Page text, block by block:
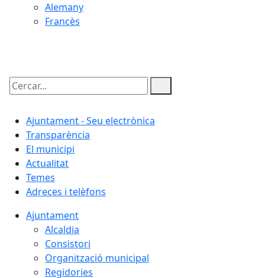
Alemany
Francès
Cercar:
Ajuntament - Seu electrònica
Transparència
El municipi
Actualitat
Temes
Adreces i telèfons
Ajuntament
Alcaldia
Consistori
Organització municipal
Regidories